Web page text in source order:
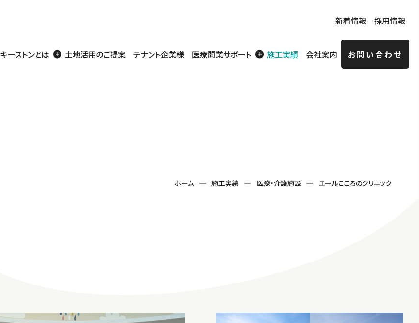
新着情報 採用情報
キーストンとは 土地活用のご提案 テナント企業様 医療開業サポート 施工実績 会社案内 お問い合わせ
ホーム 施工実績 医療・介護施設 エールこころのクリニック